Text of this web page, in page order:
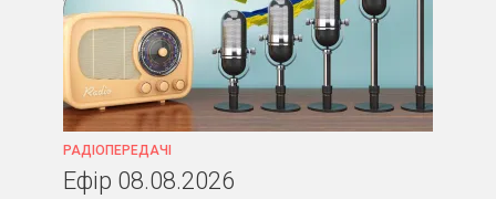
РАДІОПЕРЕДАЧІ
Ефір 08.08.2026